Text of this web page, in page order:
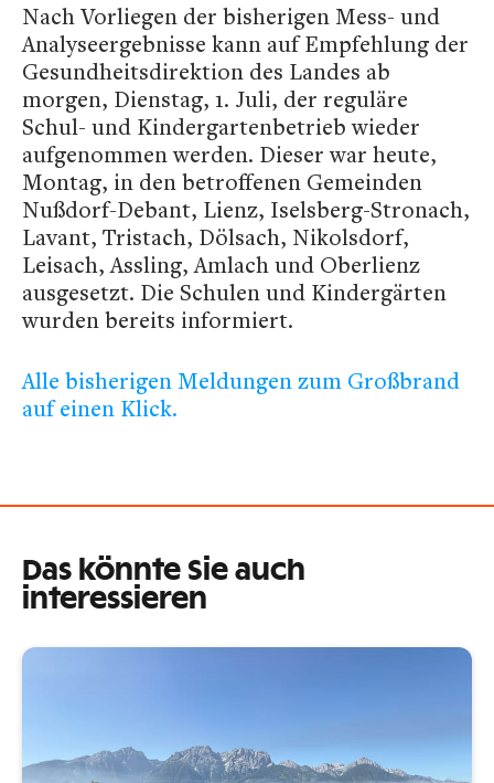
Nach Vorliegen der bisherigen Mess- und
Analyseergebnisse kann auf Empfehlung der
Gesundheitsdirektion des Landes ab
morgen, Dienstag, 1. Juli, der reguläre
Schul- und Kindergartenbetrieb wieder
aufgenommen werden. Dieser war heute,
Montag, in den betroffenen Gemeinden
Nußdorf-Debant, Lienz, Iselsberg-Stronach,
Lavant, Tristach, Dölsach, Nikolsdorf,
Leisach, Assling, Amlach und Oberlienz
ausgesetzt. Die Schulen und Kindergärten
wurden bereits informiert.
Alle bisherigen Meldungen zum Großbrand
auf einen Klick.
Das könnte Sie auch
interessieren